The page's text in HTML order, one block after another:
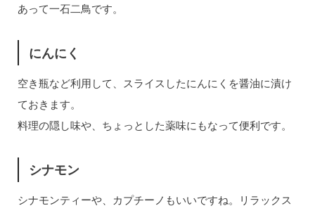
あって一石二鳥です。
にんにく
空き瓶など利用して、スライスしたにんにくを醤油に漬け
ておきます。
料理の隠し味や、ちょっとした薬味にもなって便利です。
シナモン
シナモンティーや、カプチーノもいいですね。リラックス